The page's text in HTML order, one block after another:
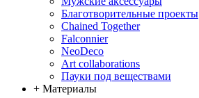
Благотворительные проекты
Chained Together
Falconnier
NeoDeco
Аrt collaborations
Пауки под веществами
+ Материалы